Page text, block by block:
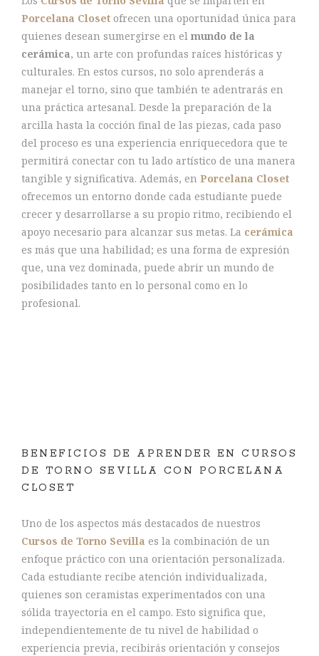
Porcelana Closet ofrecen una oportunidad única para
quienes desean sumergirse en el mundo de la
cerámica, un arte con profundas raíces históricas y
culturales. En estos cursos, no solo aprenderás a
manejar el torno, sino que también te adentrarás en
una práctica artesanal. Desde la preparación de la
arcilla hasta la cocción final de las piezas, cada paso
del proceso es una experiencia enriquecedora que te
permitirá conectar con tu lado artístico de una manera
tangible y significativa. Además, en Porcelana Closet
ofrecemos un entorno donde cada estudiante puede
crecer y desarrollarse a su propio ritmo, recibiendo el
apoyo necesario para alcanzar sus metas. La cerámica
es más que una habilidad; es una forma de expresión
que, una vez dominada, puede abrir un mundo de
posibilidades tanto en lo personal como en lo
profesional.
BENEFICIOS DE APRENDER EN CURSOS
DE TORNO SEVILLA CON PORCELANA
CLOSET
Uno de los aspectos más destacados de nuestros
Cursos de Torno Sevilla es la combinación de un
enfoque práctico con una orientación personalizada.
Cada estudiante recibe atención individualizada,
quienes son ceramistas experimentados con una
sólida trayectoria en el campo. Esto significa que,
independientemente de tu nivel de habilidad o
experiencia previa, recibirás orientación y consejos